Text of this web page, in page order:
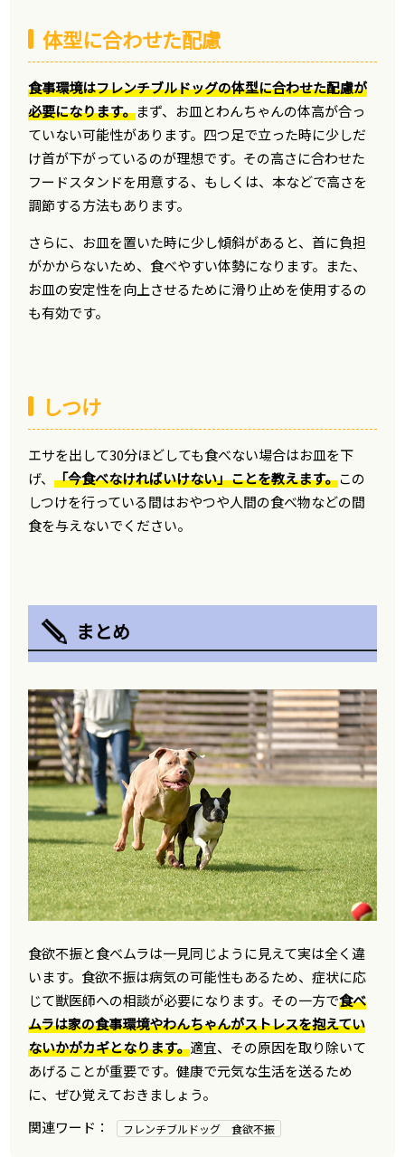
体型に合わせた配慮
食事環境はフレンチブルドッグの体型に合わせた配慮が
必要になります。まず、お皿とわんちゃんの体高が合っ
ていない可能性があります。四つ足で立った時に少しだ
け首が下がっているのが理想です。その高さに合わせた
フードスタンドを用意する、もしくは、本などで高さを
調節する方法もあります。
さらに、お皿を置いた時に少し傾斜があると、首に負担
がかからないため、食べやすい体勢になります。また、
お皿の安定性を向上させるために滑り止めを使用するの
も有効です。
しつけ
エサを出して30分ほどしても食べない場合はお皿を下
げ、「今食べなければいけない」ことを教えます。この
しつけを行っている間はおやつや人間の食べ物などの間
食を与えないでください。
まとめ
食欲不振と食べムラは一見同じように見えて実は全く違
います。食欲不振は病気の可能性もあるため、症状に応
じて獣医師への相談が必要になります。その一方で食べ
ムラは家の食事環境やわんちゃんがストレスを抱えてい
ないかがカギとなります。適宜、その原因を取り除いて
あげることが重要です。健康で元気な生活を送るため
に、ぜひ覚えておきましょう。
フレンチブルドッグ 食欲不振